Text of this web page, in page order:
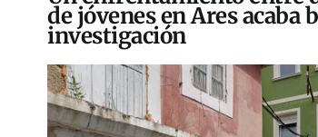
de jóvenes en Ares acaba
investigación